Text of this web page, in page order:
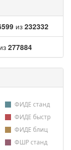
из 232332
из 277884
ФИДЕ станд
ФИДЕ быстр
ФИДЕ блиц
ФШР станд